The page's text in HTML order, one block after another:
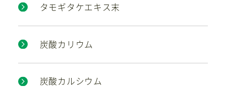
タモギタケエキス末
炭酸カリウム
炭酸カルシウム